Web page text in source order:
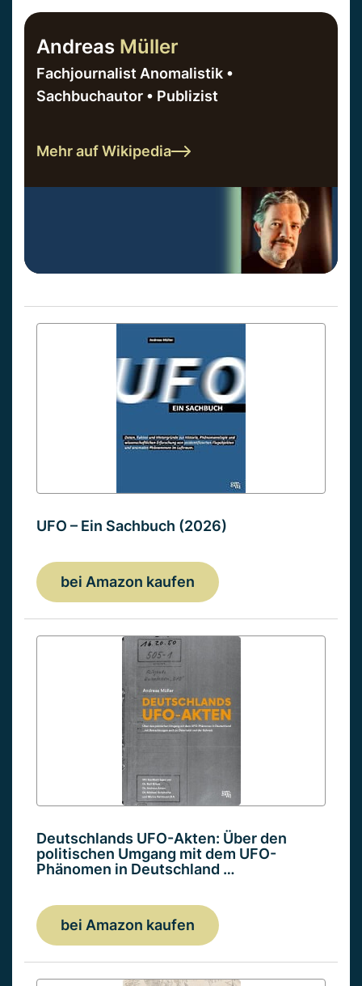
Andreas Müller
Fachjournalist Anomalistik •
Sachbuchautor • Publizist
Mehr auf Wikipedia
UFO – Ein Sachbuch (2026)
bei Amazon kaufen
Deutschlands UFO-Akten: Über den
politischen Umgang mit dem UFO-
Phänomen in Deutschland …
bei Amazon kaufen